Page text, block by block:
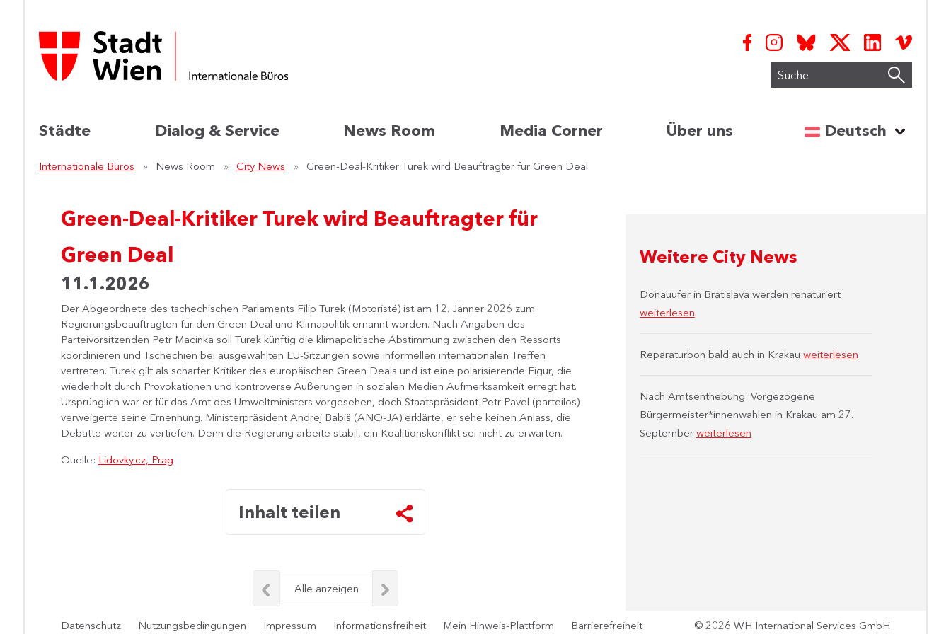
Suche
Städte Dialog & Service News Room Media Corner Über uns Sprache
Deutsch
Internationale Büros News Room City News Green-Deal-Kritiker Turek wird Beauftragter für Green Deal
Green-Deal-Kritiker Turek wird Beauftragter für
Green Deal
11.1.2026
Der Abgeordnete des tschechischen Parlaments Filip Turek (Motoristé) ist am 12. Jänner 2026 zum
Regierungsbeauftragten für den Green Deal und Klimapolitik ernannt worden. Nach Angaben des
Parteivorsitzenden Petr Macinka soll Turek künftig die klimapolitische Abstimmung zwischen den Ressorts
koordinieren und Tschechien bei ausgewählten EU-Sitzungen sowie informellen internationalen Treffen
vertreten. Turek gilt als scharfer Kritiker des europäischen Green Deals und ist eine polarisierende Figur, die
wiederholt durch Provokationen und kontroverse Äußerungen in sozialen Medien Aufmerksamkeit erregt hat.
Ursprünglich war er für das Amt des Umweltministers vorgesehen, doch Staatspräsident Petr Pavel (parteilos)
verweigerte seine Ernennung. Ministerpräsident Andrej Babiš (ANO-JA) erklärte, er sehe keinen Anlass, die
Debatte weiter zu vertiefen. Denn die Regierung arbeite stabil, ein ​Koalitionskonflikt sei nicht zu erwarten.​​
Quelle: Lidovky.cz, Prag
Inhalt teilen
Alle anzeigen
Weitere City News
Donauufer in Bratislava werden renaturiert
weiterlesen
Reparaturbon bald auch in Krakau weiterlesen
Nach Amtsenthebung: Vorgezogene
Bürgermeister*innenwahlen in Krakau am 27.
September weiterlesen
Datenschutz Nutzungsbedingungen Impressum Informationsfreiheit Mein Hinweis-Plattform Barrierefreiheit © 2026 WH International Services GmbH